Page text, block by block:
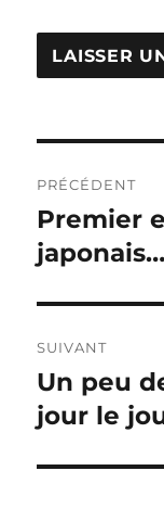
de
l’article
PRÉCÉDENT
Publication
précédente :
Premier
japonais…
SUIVANT
Publication
suivante :
Un peu
jour le